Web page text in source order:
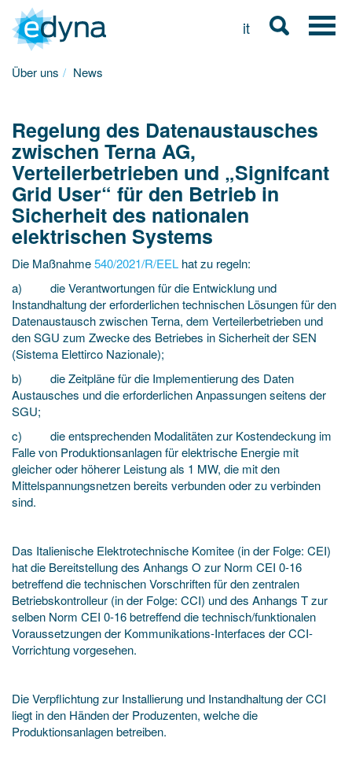
it
Über uns News
Regelung des Datenaustausches
zwischen Terna AG,
Verteilerbetrieben und „Signifcant
Grid User“ für den Betrieb in
Sicherheit des nationalen
elektrischen Systems
Die Maßnahme540/2021/R/EEL hat zu regeln:
a) die Verantwortungen für die Entwicklung und
Instandhaltung der erforderlichen technischen Lösungen für den
Datenaustausch zwischen Terna, dem Verteilerbetrieben und
den SGU zum Zwecke des Betriebes in Sicherheit der SEN
(Sistema Elettirco Nazionale);
b) die Zeitpläne für die Implementierung des Daten
Austausches und die erforderlichen Anpassungen seitens der
SGU;
c) die entsprechenden Modalitäten zur Kostendeckung im
Falle von Produktionsanlagen für elektrische Energie mit
gleicher oder höherer Leistung als 1 MW, die mit den
Mittelspannungsnetzen bereits verbunden oder zu verbinden
sind.
Das Italienische Elektrotechnische Komitee (in der Folge: CEI)
hat die Bereitstellung des Anhangs O zur Norm CEI 0-16
betreffend die technischen Vorschriften für den zentralen
Betriebskontrolleur (in der Folge: CCI) und des Anhangs T zur
selben Norm CEI 0-16 betreffend die technisch/funktionalen
Voraussetzungen der Kommunikations-Interfaces der CCI-
Vorrichtung vorgesehen.
Die Verpflichtung zur Installierung und Instandhaltung der CCI
liegt in den Händen der Produzenten, welche die
Produktionsanlagen betreiben.